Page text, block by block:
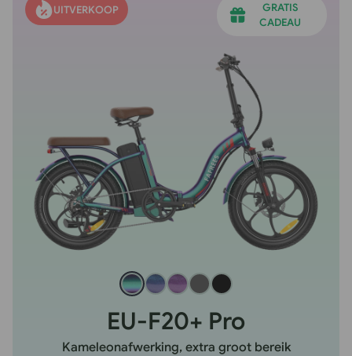
UITVERKOOP
GRATIS
CADEAU
EU-F20+ Pro
Kameleonafwerking, extra groot bereik